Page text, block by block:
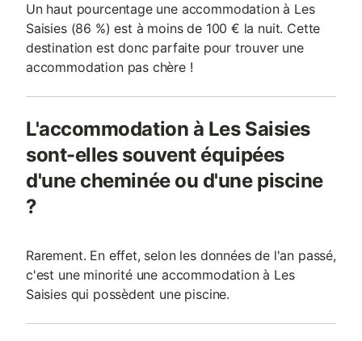
Un haut pourcentage une accommodation à Les
Saisies (86 %) est à moins de 100 € la nuit. Cette
destination est donc parfaite pour trouver une
accommodation pas chère !
L'accommodation à Les Saisies
sont-elles souvent équipées
d'une cheminée ou d'une piscine
?
Rarement. En effet, selon les données de l'an passé,
c'est une minorité une accommodation à Les
Saisies qui possèdent une piscine.